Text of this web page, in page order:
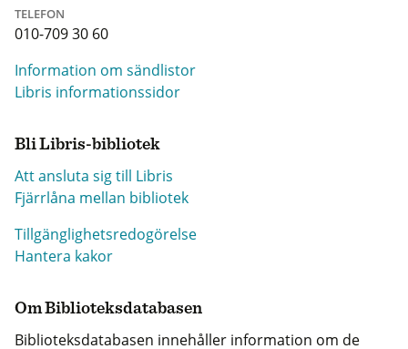
TELEFON
010-709 30 60
Information om sändlistor
Libris informationssidor
Bli Libris-bibliotek
Att ansluta sig till Libris
Fjärrlåna mellan bibliotek
Tillgänglighetsredogörelse
Hantera kakor
Om Biblioteksdatabasen
Biblioteksdatabasen innehåller information om de